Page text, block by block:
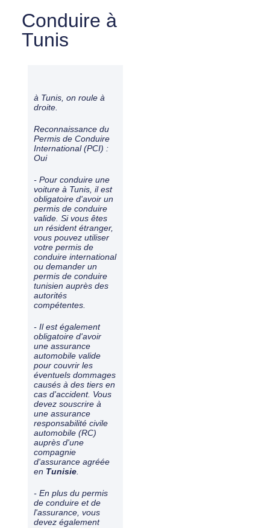
Conduire à
Tunis
à Tunis, on roule à
droite.
Reconnaissance du
Permis de Conduire
International (PCI) :
Oui
- Pour conduire une
voiture à Tunis, il est
obligatoire d'avoir un
permis de conduire
valide. Si vous êtes
un résident étranger,
vous pouvez utiliser
votre permis de
conduire international
ou demander un
permis de conduire
tunisien auprès des
autorités
compétentes.
- Il est également
obligatoire d'avoir
une assurance
automobile valide
pour couvrir les
éventuels dommages
causés à des tiers en
cas d'accident. Vous
devez souscrire à
une assurance
responsabilité civile
automobile (RC)
auprès d'une
compagnie
d'assurance agréée
en Tunisie.
- En plus du permis
de conduire et de
l'assurance, vous
devez également